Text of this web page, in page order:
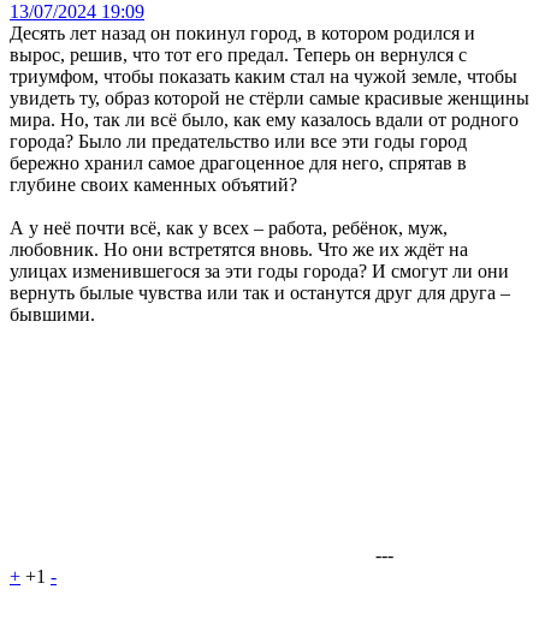
13/07/2024 19:09
Десять лет назад он покинул город, в котором родился и
вырос, решив, что тот его предал. Теперь он вернулся с
триумфом, чтобы показать каким стал на чужой земле, чтобы
увидеть ту, образ которой не стёрли самые красивые женщины
мира. Но, так ли всё было, как ему казалось вдали от родного
города? Было ли предательство или все эти годы город
бережно хранил самое драгоценное для него, спрятав в
глубине своих каменных объятий?
А у неё почти всё, как у всех – работа, ребёнок, муж,
любовник. Но они встретятся вновь. Что же их ждёт на
улицах изменившегося за эти годы города? И смогут ли они
вернуть былые чувства или так и останутся друг для друга –
бывшими.
---
+ +1 -